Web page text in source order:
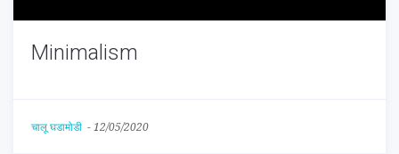
Minimalism
चालू घडामोडी - 12/05/2020